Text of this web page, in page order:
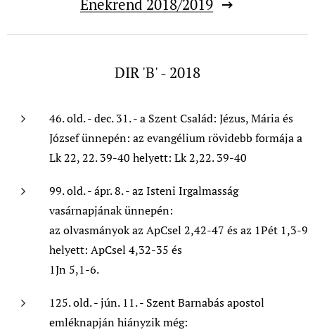
Énekrend 2018/2019
DIR 'B' - 2018
46. old. - dec. 31. - a Szent Család: Jézus, Mária és
József ünnepén: az evangélium rövidebb formája a
Lk 22, 22. 39-40 helyett: Lk 2,22. 39-40
99. old. - ápr. 8. - az Isteni Irgalmasság
vasárnapjának ünnepén:
az olvasmányok az ApCsel 2,42-47 és az 1Pét 1,3-9
helyett: ApCsel 4,32-35 és
1Jn 5,1-6.
125. old. - jún. 11. - Szent Barnabás apostol
emléknapján hiányzik még: